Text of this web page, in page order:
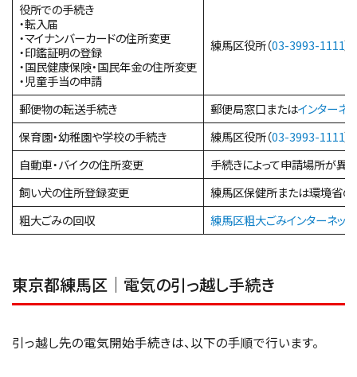
役所での手続き
・転入届
・マイナンバーカードの住所変更
・印鑑証明の登録
・国民健康保険・国民年金の住所変更
・児童手当の申請
練馬区役所（03-3993-1111
郵便物の転送手続き 郵便局窓口またはインターネ
保育園・幼稚園や学校の手続き
練馬区役所（03-3993-1111
自動車・バイクの住所変更
手続きによって申請場所が異
飼い犬の住所登録変更
練馬区保健所または環境省の
粗大ごみの回収
練馬区粗大ごみインターネッ
東京都練馬区｜電気の引っ越し手続き
引っ越し先の電気開始手続きは、以下の手順で行います。